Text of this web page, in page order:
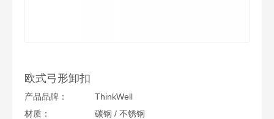
欧式弓形卸扣
产品品牌：
ThinkWell
材质：
碳钢 / 不锈钢